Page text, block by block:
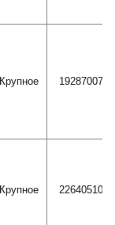
Крупное 19287007
Крупное 22640510